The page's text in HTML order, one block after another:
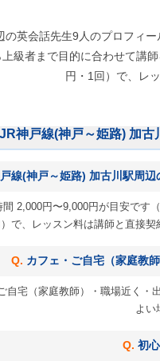
英会話先生9人のプロフィ
級者まで目的に合わせて講
円・1回）で、レ
JR神戸線(神戸～姫路) 加古
線(神戸～姫路) 加古川駅周
2,000円〜9,000円が目安です
で、レッスン料は講師と直接
カフェ・ご自宅（家庭教
自宅（家庭教師）・職場近く
よい
初